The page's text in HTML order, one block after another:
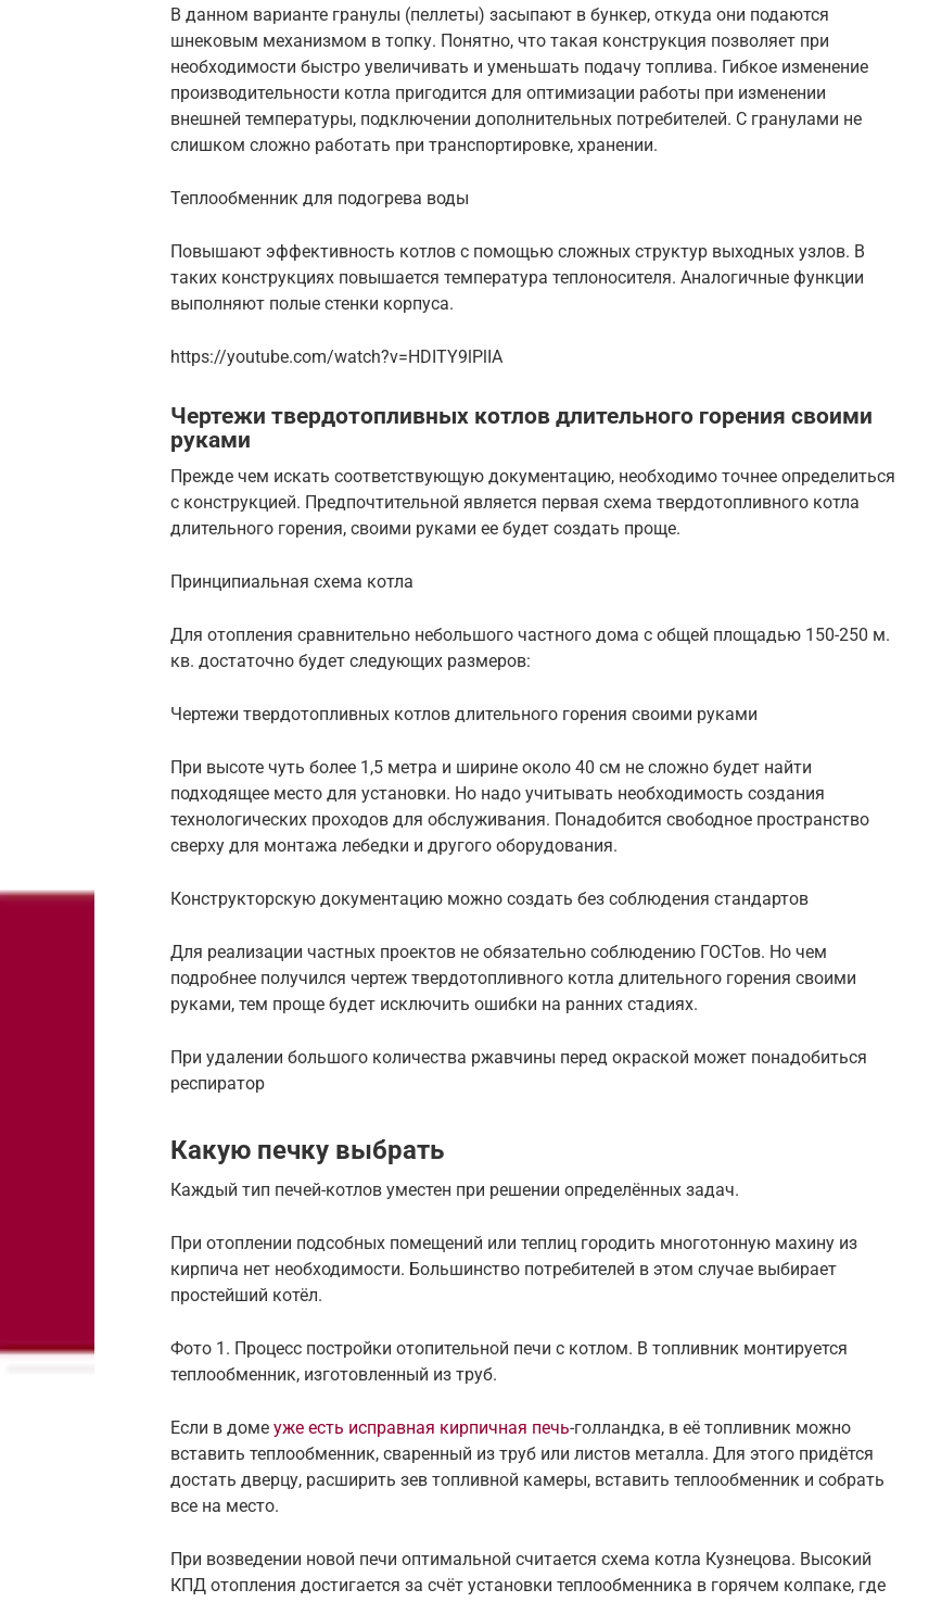
В данном варианте гранулы (пеллеты) засыпают в бункер, откуда они подаются
шнековым механизмом в топку. Понятно, что такая конструкция позволяет при
необходимости быстро увеличивать и уменьшать подачу топлива. Гибкое изменение
производительности котла пригодится для оптимизации работы при изменении
внешней температуры, подключении дополнительных потребителей. С гранулами не
слишком сложно работать при транспортировке, хранении.
Теплообменник для подогрева воды
Повышают эффективность котлов с помощью сложных структур выходных узлов. В
таких конструкциях повышается температура теплоносителя. Аналогичные функции
выполняют полые стенки корпуса.
https://youtube.com/watch?v=HDITY9lPlIA
Чертежи твердотопливных котлов длительного горения своими
руками
Прежде чем искать соответствующую документацию, необходимо точнее определиться
с конструкцией. Предпочтительной является первая схема твердотопливного котла
длительного горения, своими руками ее будет создать проще.
Принципиальная схема котла
Для отопления сравнительно небольшого частного дома с общей площадью 150-250 м.
кв. достаточно будет следующих размеров:
Чертежи твердотопливных котлов длительного горения своими руками
При высоте чуть более 1,5 метра и ширине около 40 см не сложно будет найти
подходящее место для установки. Но надо учитывать необходимость создания
технологических проходов для обслуживания. Понадобится свободное пространство
сверху для монтажа лебедки и другого оборудования.
Конструкторскую документацию можно создать без соблюдения стандартов
Для реализации частных проектов не обязательно соблюдению ГОСТов. Но чем
подробнее получился чертеж твердотопливного котла длительного горения своими
руками, тем проще будет исключить ошибки на ранних стадиях.
При удалении большого количества ржавчины перед окраской может понадобиться
респиратор
Какую печку выбрать
Каждый тип печей-котлов уместен при решении определённых задач.
При отоплении подсобных помещений или теплиц городить многотонную махину из
кирпича нет необходимости. Большинство потребителей в этом случае выбирает
простейший котёл.
Фото 1. Процесс постройки отопительной печи с котлом. В топливник монтируется
теплообменник, изготовленный из труб.
Если в доме уже есть исправная кирпичная печь-голландка, в её топливник можно
вставить теплообменник, сваренный из труб или листов металла. Для этого придётся
достать дверцу, расширить зев топливной камеры, вставить теплообменник и собрать
все на место.
При возведении новой печи оптимальной считается схема котла Кузнецова. Высокий
КПД отопления достигается за счёт установки теплообменника в горячем колпаке, где